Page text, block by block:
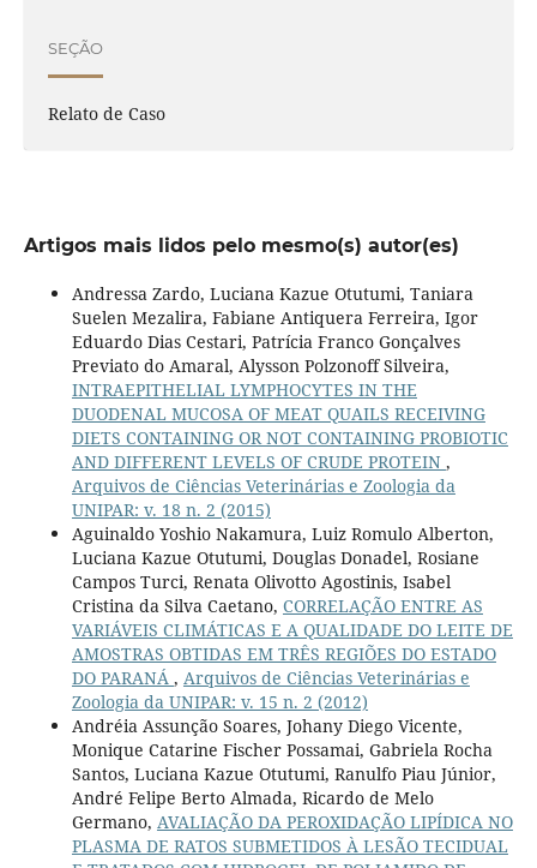
SEÇÃO
Relato de Caso
Artigos mais lidos pelo mesmo(s) autor(es)
Andressa Zardo, Luciana Kazue Otutumi, Taniara
Suelen Mezalira, Fabiane Antiquera Ferreira, Igor
Eduardo Dias Cestari, Patrícia Franco Gonçalves
Previato do Amaral, Alysson Polzonoff Silveira,
INTRAEPITHELIAL LYMPHOCYTES IN THE
DUODENAL MUCOSA OF MEAT QUAILS RECEIVING
DIETS CONTAINING OR NOT CONTAINING PROBIOTIC
AND DIFFERENT LEVELS OF CRUDE PROTEIN ,
Arquivos de Ciências Veterinárias e Zoologia da
UNIPAR: v. 18 n. 2 (2015)
Aguinaldo Yoshio Nakamura, Luiz Romulo Alberton,
Luciana Kazue Otutumi, Douglas Donadel, Rosiane
Campos Turci, Renata Olivotto Agostinis, Isabel
Cristina da Silva Caetano, CORRELAÇÃO ENTRE AS
VARIÁVEIS CLIMÁTICAS E A QUALIDADE DO LEITE DE
AMOSTRAS OBTIDAS EM TRÊS REGIÕES DO ESTADO
DO PARANÁ , Arquivos de Ciências Veterinárias e
Zoologia da UNIPAR: v. 15 n. 2 (2012)
Andréia Assunção Soares, Johany Diego Vicente,
Monique Catarine Fischer Possamai, Gabriela Rocha
Santos, Luciana Kazue Otutumi, Ranulfo Piau Júnior,
André Felipe Berto Almada, Ricardo de Melo
Germano, AVALIAÇÃO DA PEROXIDAÇÃO LIPÍDICA NO
PLASMA DE RATOS SUBMETIDOS À LESÃO TECIDUAL